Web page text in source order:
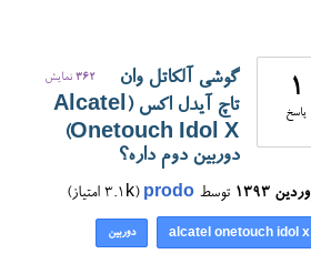
1
پاسخ
362 نمایش
گوشی آلکاتل وان
تاچ آیدل اکس (Alcatel
Onetouch Idol X)
دوربین دوم داره؟
توسط prodo
(
3.1k امتیاز)
alcatel onetouch idol x دوربین